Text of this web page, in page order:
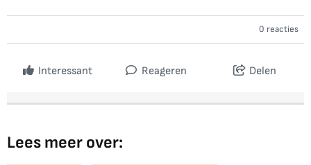
0 reacties
Interessant Reageren Delen
Lees meer over: